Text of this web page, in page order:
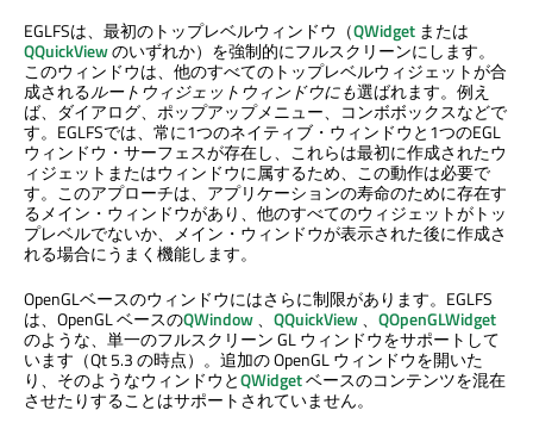
EGLFSは、最初のトップレベルウィンドウ（QWidget または
QQuickViewのいずれか）を強制的にフルスクリーンにします。
このウィンドウは、他のすべてのトップレベルウィジェットが合
成されるルートウィジェットウィンドウにも選ばれます。例え
ば、ダイアログ、ポップアップメニュー、コンボボックスなどで
す。EGLFSでは、常に1つのネイティブ・ウィンドウと1つのEGL
ウィンドウ・サーフェスが存在し、これらは最初に作成されたウ
ィジェットまたはウィンドウに属するため、この動作は必要で
す。このアプローチは、アプリケーションの寿命のために存在す
るメイン・ウィンドウがあり、他のすべてのウィジェットがトッ
プレベルでないか、メイン・ウィンドウが表示された後に作成さ
れる場合にうまく機能します。
OpenGLベースのウィンドウにはさらに制限があります。EGLFS
は、OpenGL ベースのQWindow、 QQuickView、 QOpenGLWidget
のような、単一のフルスクリーン GL ウィンドウをサポートして
います（Qt 5.3 の時点）。追加の OpenGL ウィンドウを開いた
り、そのようなウィンドウとQWidgetベースのコンテンツを混在
させたりすることはサポートされていません。